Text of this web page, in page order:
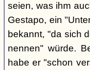
seien, was ihm
Gestapo, ein
bekannt, "da sich
nennen" würde.
habe er "schon